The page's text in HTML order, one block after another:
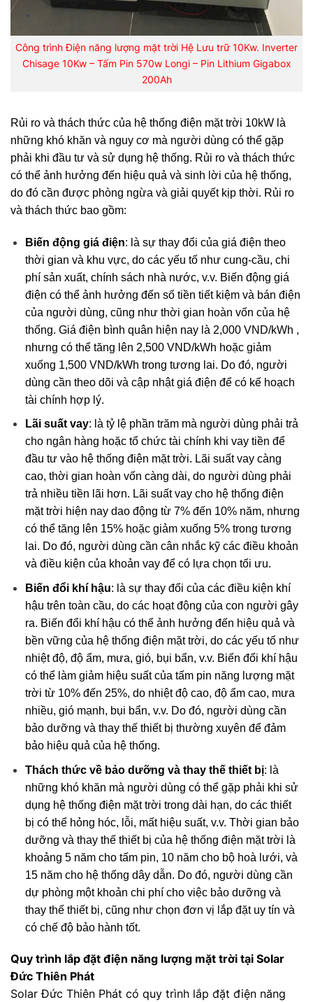
Công trình Điện năng lượng mặt trời Hệ Lưu trữ 10Kw. Inverter
Chisage 10Kw – Tấm Pin 570w Longi – Pin Lithium Gigabox
200Ah
Rủi ro và thách thức của hệ thống điện mặt trời 10kW là
những khó khăn và nguy cơ mà người dùng có thể gặp
phải khi đầu tư và sử dụng hệ thống. Rủi ro và thách thức
có thể ảnh hưởng đến hiệu quả và sinh lời của hệ thống,
do đó cần được phòng ngừa và giải quyết kịp thời. Rủi ro
và thách thức bao gồm:
Biến động giá điện: là sự thay đổi của giá điện theo
thời gian và khu vực, do các yếu tố như cung-cầu, chi
phí sản xuất, chính sách nhà nước, v.v. Biến động giá
điện có thể ảnh hưởng đến số tiền tiết kiệm và bán điện
của người dùng, cũng như thời gian hoàn vốn của hệ
thống. Giá điện bình quân hiện nay là 2,000 VND/kWh ,
nhưng có thể tăng lên 2,500 VND/kWh hoặc giảm
xuống 1,500 VND/kWh trong tương lai. Do đó, người
dùng cần theo dõi và cập nhật giá điện để có kế hoạch
tài chính hợp lý.
Lãi suất vay: là tỷ lệ phần trăm mà người dùng phải trả
cho ngân hàng hoặc tổ chức tài chính khi vay tiền để
đầu tư vào hệ thống điện mặt trời. Lãi suất vay càng
cao, thời gian hoàn vốn càng dài, do người dùng phải
trả nhiều tiền lãi hơn. Lãi suất vay cho hệ thống điện
mặt trời hiện nay dao động từ 7% đến 10% năm, nhưng
có thể tăng lên 15% hoặc giảm xuống 5% trong tương
lai. Do đó, người dùng cần cân nhắc kỹ các điều khoản
và điều kiện của khoản vay để có lựa chọn tối ưu.
Biến đổi khí hậu: là sự thay đổi của các điều kiện khí
hậu trên toàn cầu, do các hoạt động của con người gây
ra. Biến đổi khí hậu có thể ảnh hưởng đến hiệu quả và
bền vững của hệ thống điện mặt trời, do các yếu tố như
nhiệt độ, độ ẩm, mưa, gió, bụi bẩn, v.v. Biến đổi khí hậu
có thể làm giảm hiệu suất của tấm pin năng lượng mặt
trời từ 10% đến 25%, do nhiệt độ cao, độ ẩm cao, mưa
nhiều, gió mạnh, bụi bẩn, v.v. Do đó, người dùng cần
bảo dưỡng và thay thế thiết bị thường xuyên để đảm
bảo hiệu quả của hệ thống.
Thách thức về bảo dưỡng và thay thế thiết bị: là
những khó khăn mà người dùng có thể gặp phải khi sử
dụng hệ thống điện mặt trời trong dài hạn, do các thiết
bị có thể hỏng hóc, lỗi, mất hiệu suất, v.v. Thời gian bảo
dưỡng và thay thế thiết bị của hệ thống điện mặt trời là
khoảng 5 năm cho tấm pin, 10 năm cho bộ hoà lưới, và
15 năm cho hệ thống dây dẫn. Do đó, người dùng cần
dự phòng một khoản chi phí cho việc bảo dưỡng và
thay thế thiết bị, cũng như chọn đơn vị lắp đặt uy tín và
có chế độ bảo hành tốt.
Quy trình lắp đặt điện năng lượng mặt trời tại Solar
Đức Thiên Phát
Solar Đức Thiên Phát có quy trình lắp đặt điện năng